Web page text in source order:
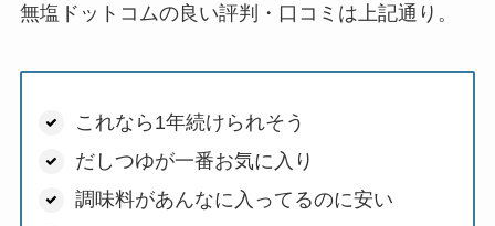
無塩ドットコムの良い評判・口コミは上記通り。
これなら1年続けられそう
だしつゆが一番お気に入り
調味料があんなに入ってるのに安い